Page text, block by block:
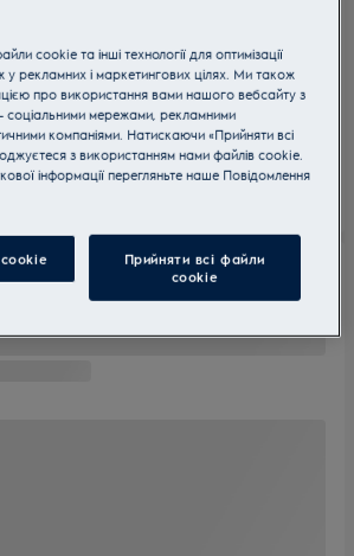
cookie та інші технології для оптимізації
рекламних і маркетингових цілях. Ми також
про використання вами нашого вебсайту з
мережами, рекламними
компаніями. Натискаючи «Прийняти всі
з використанням нами файлів cookie.
інформації перегляньте наше Пoвідомлення
Прийняти всі файли
сookie